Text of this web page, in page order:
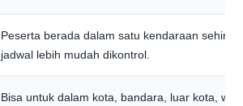
Peserta berada dalam satu kendaraan
jadwal lebih mudah dikontrol.
Bisa untuk dalam kota, bandara, luar kota,